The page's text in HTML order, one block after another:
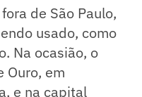
de São Paulo,
usado, como
Na ocasião, o
Ouro, em
e na capital